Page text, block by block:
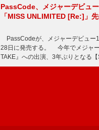
PassCode、メジャーデビュ
「MISS UNLIMITED [Re:]」
PassCodeが、メジャーデビュー
28日に発売する。 今年でメジャ
TAKE』への出演、3年ぶりとなる